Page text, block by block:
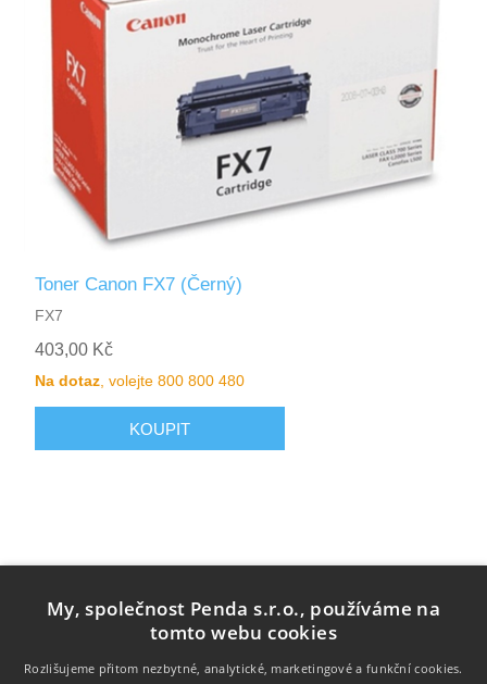
Toner Canon FX7 (Černý)
FX7
403,00 Kč
Na dotaz, volejte 800 800 480
My, společnost Penda s.r.o., používáme na
tomto webu cookies
Rozlišujeme přitom nezbytné, analytické, marketingové a funkční cookies.